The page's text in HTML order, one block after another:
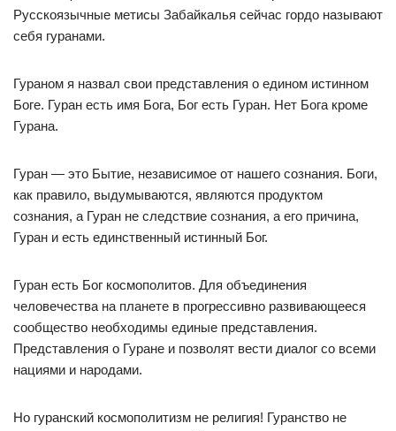
Русскоязычные метисы Забайкалья сейчас гордо называют
себя гуранами.
Гураном я назвал свои представления о едином истинном
Боге. Гуран есть имя Бога, Бог есть Гуран. Нет Бога кроме
Гурана.
Гуран — это Бытие, независимое от нашего сознания. Боги,
как правило, выдумываются, являются продуктом
сознания, а Гуран не следствие сознания, а его причина,
Гуран и есть единственный истинный Бог.
Гуран есть Бог космополитов. Для объединения
человечества на планете в прогрессивно развивающееся
сообщество необходимы единые представления.
Представления о Гуране и позволят вести диалог со всеми
нациями и народами.
Но гуранский космополитизм не религия! Гуранство не